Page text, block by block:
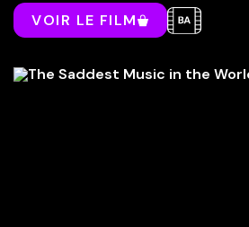
VOIR LE FILM